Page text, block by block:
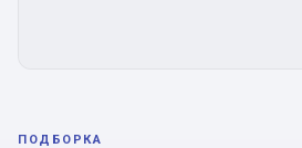
ПОДБОРКА